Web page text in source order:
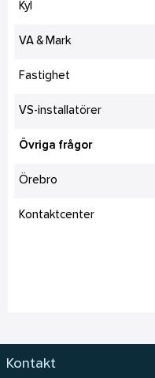
Kyl
VA & Mark
Fastighet
VS-installatörer
Övriga frågor
Örebro
Kontaktcenter
Kontakt